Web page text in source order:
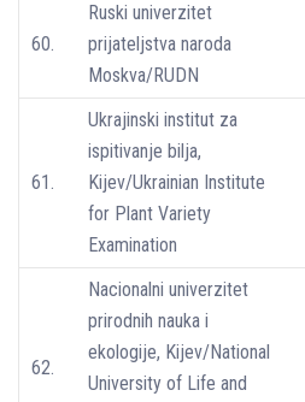
60.
Ruski univerzitet
prijateljstva naroda
Moskva/RUDN
61.
Ukrajinski institut za
ispitivanje bilja,
Kijev/Ukrainian Institute
for Plant Variety
Examination
62.
Nacionalni univerzitet
prirodnih nauka i
ekologije, Kijev/National
University of Life and